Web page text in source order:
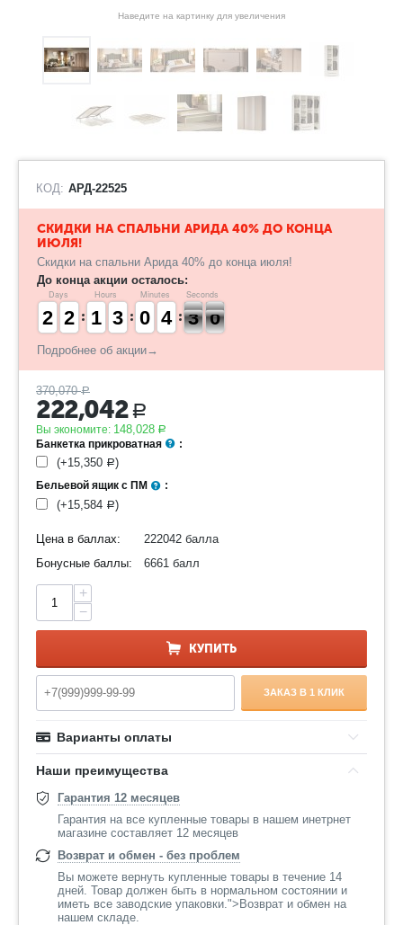
Наведите на картинку для увеличения
КОД: АРД-22525
​СКИДКИ НА СПАЛЬНИ АРИДА 40% ДО КОНЦА
ИЮЛЯ!
Скидки на спальни Арида 40% до конца июля!
До конца акции осталось:
Days
1
1
2
2 1
1
2
2
Hours
1
1
1
1 2
2
3
3
Minutes
9
9
0
0 3
3
4
4
Seconds
3
2
2 0
9
9
Подробнее об акции→
370,070 Р
222,042 Р
Вы экономите: 148,028 Р
Банкетка прикроватная :
(+15,350 Р)
Бельевой ящик с ПМ :
(+15,584 Р)
Цена в баллах:
222042 балла
Бонусные баллы:
6661 балл
+
−
КУПИТЬ
ЗАКАЗ В 1 КЛИК
Варианты оплаты
Наши преимущества
Гарантия 12 месяцев
Гарантия на все купленные товары в нашем инетрнет
магазине составляет 12 месяцев
Возврат и обмен - без проблем
Вы можете вернуть купленные товары в течение 14
дней. Товар должен быть в нормальном состоянии и
иметь все заводские упаковки.">Возврат и обмен на
нашем складе.